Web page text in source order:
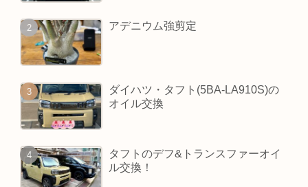
アデニウム強剪定
ダイハツ・タフト(5BA-LA910S)の
オイル交換
タフトのデフ&トランスファーオイ
ル交換！